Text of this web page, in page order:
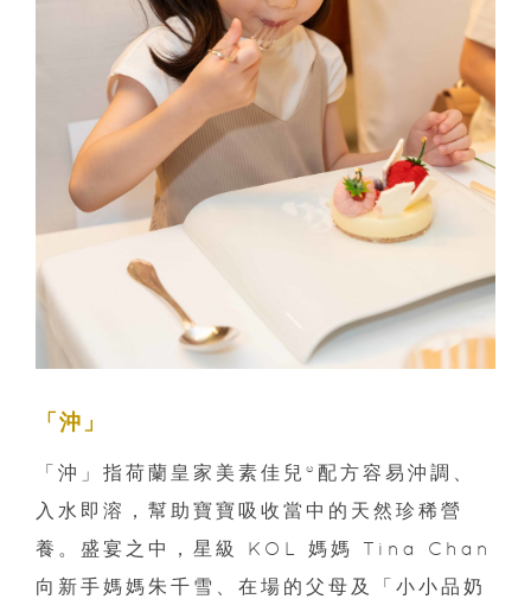
「沖」
「沖」指荷蘭皇家美素佳兒®配方容易沖調、
入水即溶，幫助寶寶吸收當中的天然珍稀營
養。盛宴之中，星級 KOL 媽媽 Tina Chan
向新手媽媽朱千雪、在場的父母及「小小品奶